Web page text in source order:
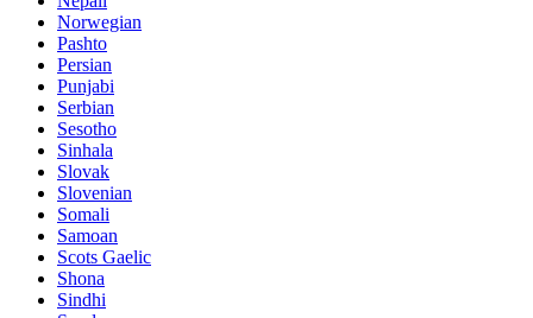
Norwegian
Pashto
Persian
Punjabi
Serbian
Sesotho
Sinhala
Slovak
Slovenian
Somali
Samoan
Scots Gaelic
Shona
Sindhi